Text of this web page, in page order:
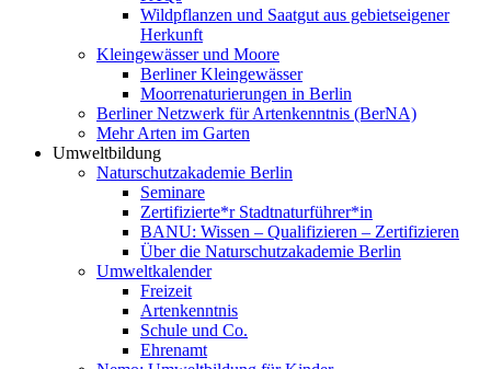
Wildpflanzen und Saatgut aus gebietseigener
Herkunft
Kleingewässer und Moore
Berliner Kleingewässer
Moorrenaturierungen in Berlin
Berliner Netzwerk für Artenkenntnis (BerNA)
Mehr Arten im Garten
Umweltbildung
Naturschutzakademie Berlin
Seminare
Zertifizierte*r Stadtnaturführer*in
BANU: Wissen – Qualifizieren – Zertifizieren
Über die Naturschutzakademie Berlin
Umweltkalender
Freizeit
Artenkenntnis
Schule und Co.
Ehrenamt